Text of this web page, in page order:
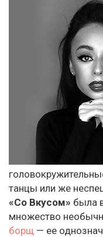
танцы или же
«Со Вкусом» была
множество
борщ — ее